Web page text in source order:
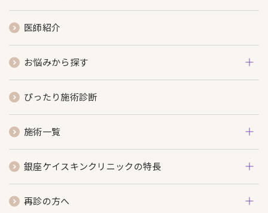
医師紹介
お悩みから探す
ぴったり施術診断
施術一覧
銀座ケイスキンクリニックの特長
再診の方へ